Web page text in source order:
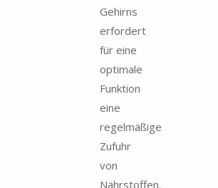
Gehirns
erfordert
für eine
optimale
Funktion
eine
regelmäßige
Zufuhr
von
Nährstoffen.